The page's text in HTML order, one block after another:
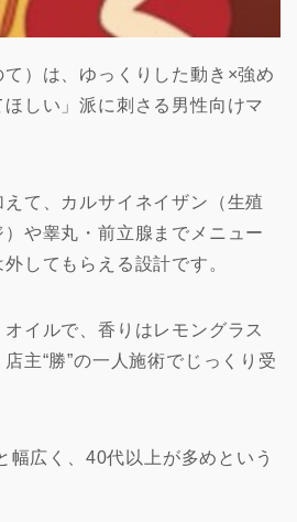
）は、ゆっくりした動き×強め
しい」派に刺さる男性向けマ
て、カルサイネイザン（生殖
や睾丸・前立腺までメニュー
してもらえる設計です。
イルで、香りはレモングラス
主“勝”の一人施術でじっくり受
幅広く、40代以上が多めという